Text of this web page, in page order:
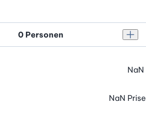
NaN
NaN Prise